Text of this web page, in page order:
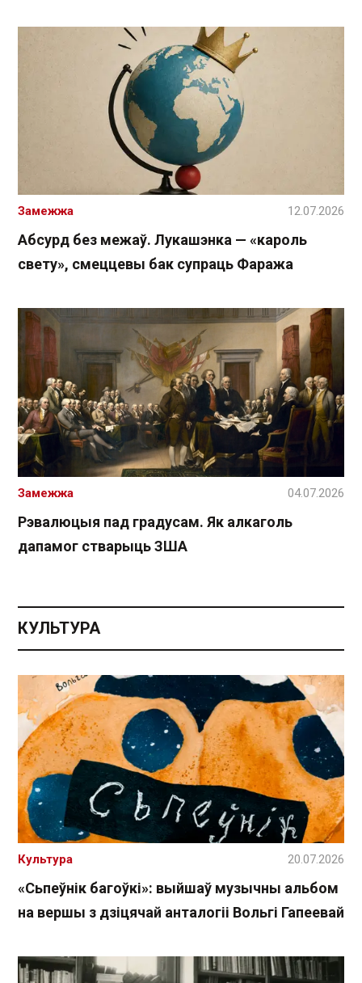
Абсурд без межаў. Лукашэнка — «кароль
свету», смеццевы бак супраць Фаража
Замежжа 12.07.2026
Рэвалюцыя пад градусам. Як алкаголь
дапамог стварыць ЗША
Замежжа 04.07.2026
КУЛЬТУРА
«Сьпеўнік багоўкі»: выйшаў музычны альбом
на вершы з дзіцячай анталогіі Вольгі Гапеевай
Культура 20.07.2026